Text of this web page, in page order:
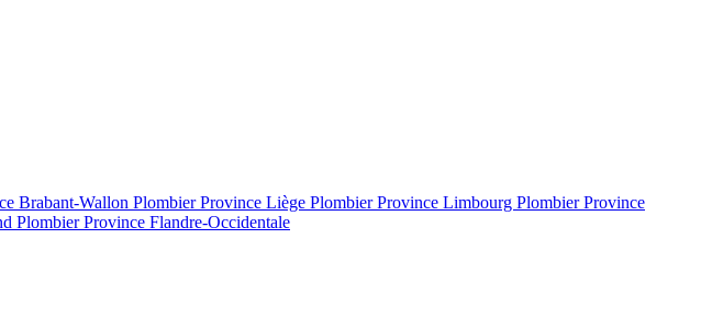
Brabant-Wallon Plombier Province Liège Plombier Province Limbourg Plombier Province
Plombier Province Flandre-Occidentale